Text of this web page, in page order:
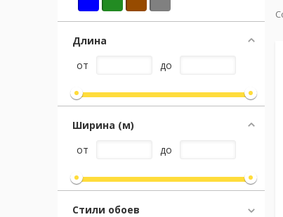
Личный кабинет
Заказать обратный звонок
Длина
от
до
Ширина (м)
от
до
Стили обоев